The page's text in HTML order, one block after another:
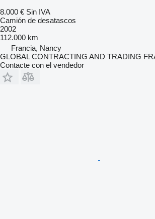
8.000 € Sin IVA
Camión de desatascos
2002
112.000 km
Francia, Nancy
GLOBAL CONTRACTING AND TRADING
Contacte con el vendedor